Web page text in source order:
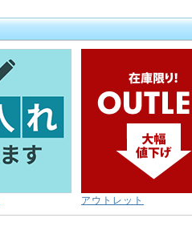
アウトレット